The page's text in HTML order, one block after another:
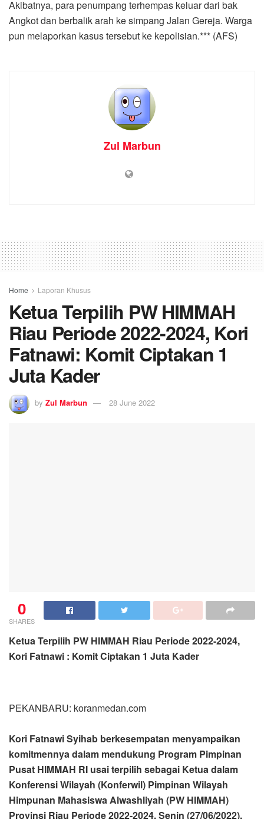
Akibatnya, para penumpang terhempas keluar dari bak
Angkot dan berbalik arah ke simpang Jalan Gereja. Warga
pun melaporkan kasus tersebut ke kepolisian.*** (AFS)
Zul Marbun
Home Laporan Khusus
Ketua Terpilih PW HIMMAH
Riau Periode 2022-2024, Kori
Fatnawi: Komit Ciptakan 1
Juta Kader
by Zul Marbun 28 June 2022
0
SHARES
Ketua Terpilih PW HIMMAH Riau Periode 2022-2024,
Kori Fatnawi : Komit Ciptakan 1 Juta Kader
PEKANBARU: koranmedan.com
Kori Fatnawi Syihab berkesempatan menyampaikan
komitmennya dalam mendukung Program Pimpinan
Pusat HIMMAH RI usai terpilih sebagai Ketua dalam
Konferensi Wilayah (Konferwil) Pimpinan Wilayah
Himpunan Mahasiswa Alwashliyah (PW HIMMAH)
Provinsi Riau Periode 2022-2024, Senin (27/06/2022).